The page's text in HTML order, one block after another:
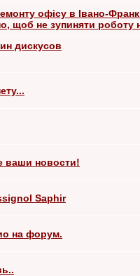
офісу в Івано-
щоб не зупиняти роботу
дискусов
ваши новости!
Saphir
на форум.